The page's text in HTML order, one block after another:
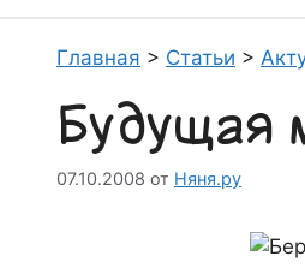
Главная > Статьи >
Будущая
07.10.2008 от Няня.ру